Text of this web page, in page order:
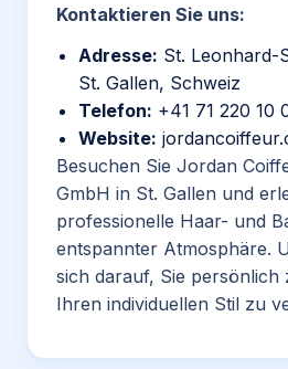
Kontaktieren Sie uns:
Adresse: St. Leonhard-
St. Gallen, Schweiz
Telefon: +41 71 220 10
Website: jordancoiffeur
Besuchen Sie Jordan
GmbH in St. Gallen und
professionelle Haar- und
entspannter Atmosphäre.
sich darauf, Sie persönlich
Ihren individuellen Stil zu